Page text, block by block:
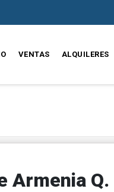
VENTAS ALQUILERES
Armenia Q.